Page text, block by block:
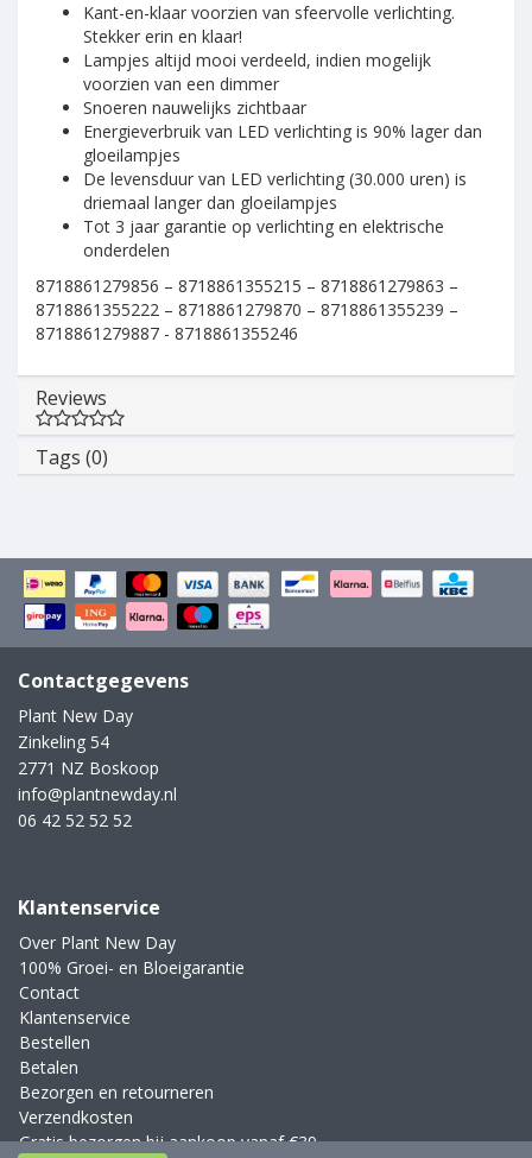
Kant-en-klaar voorzien van sfeervolle verlichting.
Stekker erin en klaar!
Lampjes altijd mooi verdeeld, indien mogelijk
voorzien van een dimmer
Snoeren nauwelijks zichtbaar
Energieverbruik van LED verlichting is 90% lager dan
gloeilampjes
De levensduur van LED verlichting (30.000 uren) is
driemaal langer dan gloeilampjes
Tot 3 jaar garantie op verlichting en elektrische
onderdelen
8718861279856 – 8718861355215 – 8718861279863 –
8718861355222 – 8718861279870 – 8718861355239 –
8718861279887 - 8718861355246
Reviews
Tags (0)
Contactgegevens
Plant New Day
Zinkeling 54
2771 NZ Boskoop
info@plantnewday.nl
06 42 52 52 52
Klantenservice
Over Plant New Day
100% Groei- en Bloeigarantie
Contact
Klantenservice
Bestellen
Betalen
Bezorgen en retourneren
Verzendkosten
Gratis bezorgen bij aankoop vanaf €39,-